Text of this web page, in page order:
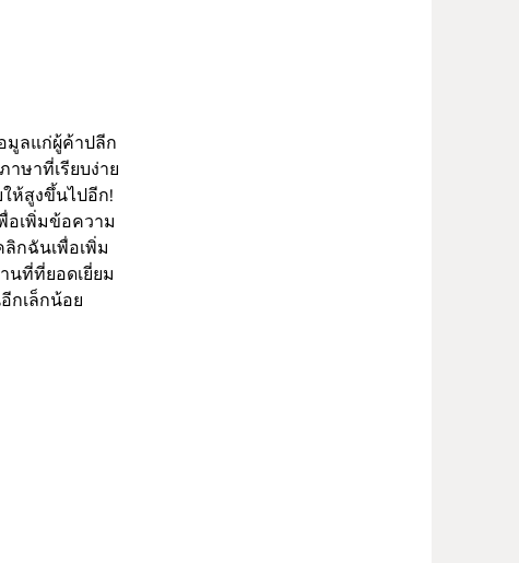
มูลแก่ผู้ค้าปลีก
ษาที่เรียบง่าย
ห้สูงขึ้นไปอีก!
อเพิ่มข้อความ
กฉันเพื่อเพิ่ม
นที่ที่ยอดเยี่ยม
กเล็กน้อย